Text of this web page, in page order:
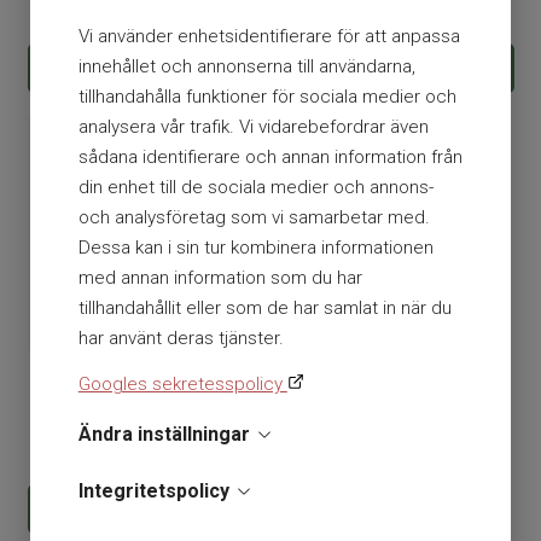
Vi använder enhetsidentifierare för att anpassa
innehållet och annonserna till användarna,
tillhandahålla funktioner för sociala medier och
analysera vår trafik. Vi vidarebefordrar även
sådana identifierare och annan information från
din enhet till de sociala medier och annons-
och analysföretag som vi samarbetar med.
Dessa kan i sin tur kombinera informationen
med annan information som du har
tillhandahållit eller som de har samlat in när du
har använt deras tjänster.
Googles sekretesspolicy
Ändra inställningar
Integritetspolicy
analysen och energinivåerna i defibrilleringarna till
barnet.
HLR-stöd
Med text-, röst- och bildinstruktioner är det enkelt att
göra rätt. För ett unikt stöd vid bröstkompressioner
mäter och meddelar hjärtstartaren användaren om de
är effektiva. Hjärtstartaren läser av ifall de är för
långsamma, för snabba eller inte tillräckligt starka och
anpassar sedan instruktionerna utifrån det.
I vårt supportavtal ingår utan extra kostnad (värde 2
500:-/år) support via mejl och telefon måndag-fredag
reservdelsfrågor.
KÖP KÖP
Skylt Hjärtstartare vinklad,